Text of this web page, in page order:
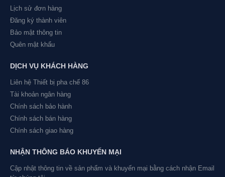
Lịch sử đơn hàng
Đăng ký thành viên
Bảo mật thông tin
Quên mật khẩu
DỊCH VỤ KHÁCH HÀNG
Liên hệ Thiết bị pha chế 86
Tài khoản ngân hàng
Chính sách bảo hành
Chính sách bán hàng
Chính sách giao hàng
NHẬN THÔNG BÁO KHUYẾN MẠI
Cập nhật thông tin về sản phẩm và khuyến mại bằng cách nhận Email